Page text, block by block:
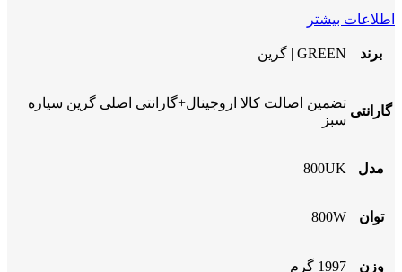
اطلاعات بیشتر
برند GREEN | گرین
گارانتی
تضمین اصالت کالا اروجینال+گارانتی اصلی گرین سیاره
سبز
مدل 800UK
توان 800W
وزن 1997 گرم